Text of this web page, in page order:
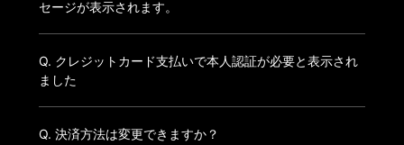
セージが表示されます。
Q. クレジットカード支払いで本人認証が必要と表示され
ました
Q. 決済方法は変更できますか？